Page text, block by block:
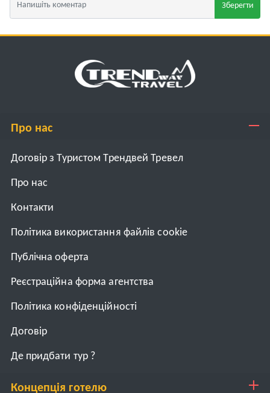
Зберегти
Про нас
Договір з Туристом Трендвей Тревел
Про нас
Контакти
Політика використання файлів cookie
Публічна оферта
Реєстраційна форма агентства
Політика конфіденційності
Договiр
Де придбати тур ?
Концепція готелю